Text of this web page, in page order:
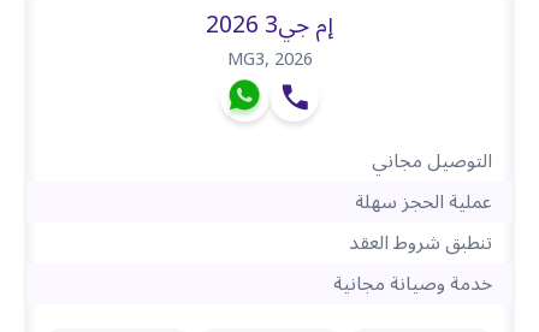
إم جي3 2026
MG3,2026
التوصيل مجاني
عملية الحجز سهلة
تنطبق شروط العقد
خدمة وصيانة مجانية